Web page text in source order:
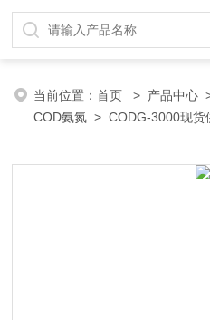
仪，PH电极、溶氧电极、电导电极
当前位置：首页 > 产品中心
COD氨氮 > CODG-3000现货